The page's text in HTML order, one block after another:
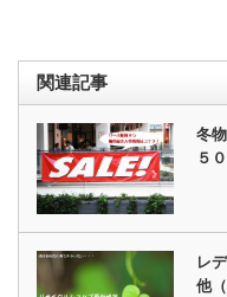
関連記事
冬
５
レ
他